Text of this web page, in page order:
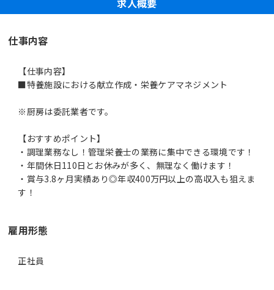
求人概要
仕事内容
【仕事内容】
■特養施設における献立作成・栄養ケアマネジメント
※厨房は委託業者です。
【おすすめポイント】
・調理業務なし！管理栄養士の業務に集中できる環境です！
・年間休日110日とお休みが多く、無理なく働けます！
・賞与3.8ヶ月実績あり◎年収400万円以上の高収入も狙えま
す！
雇用形態
正社員